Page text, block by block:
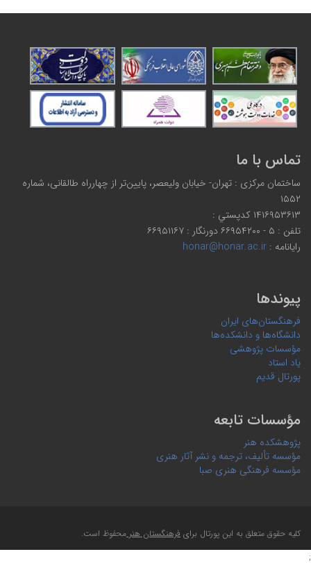
تماس با ما
ساختمان مرکزی : تهران- خیابان ولیعصر، پایین‌تر از چهارراه طالقانی، شماره
۱۵۵۲
۱۴۱۶۹۵۳۶۱۳ كدپستي :
تلفن : ۵ - ۶۶۹۵۴۲۰۰ دورنگار : ۶۶۹۵۱۱۶۷
رایانامه :honar@honar.ac.ir
پیوندها
فرهنگستان‌های ایران
دانشگاه‌ها و دانشکده‌ها
مؤسسات پژوهشی
یاد استاد
پورتال قدیم
مؤسسات تابعه
پژوهشکده هنر
مؤسسه تألیف، ترجمه و نشر آثار هنری
مؤسسه فرهنگی هنری صبا
کلیه حقوق متعلق به این پورتال برایفرهنگستان هنرمحفوظ است.